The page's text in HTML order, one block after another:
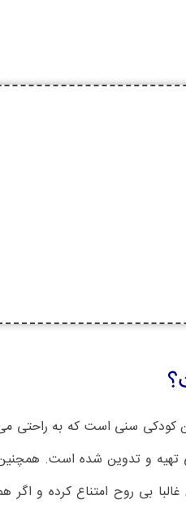
سنی است که به راحتی می
و تدوین شده است. همچنین
بی روح امتناع کرده و اگر